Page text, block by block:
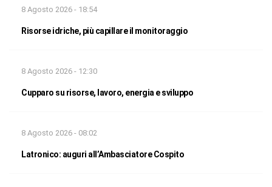
8 Agosto 2026 - 18:54
Risorse idriche, più capillare il monitoraggio
8 Agosto 2026 - 12:30
Cupparo su risorse, lavoro, energia e sviluppo
8 Agosto 2026 - 08:02
Latronico: auguri all’Ambasciatore Cospito